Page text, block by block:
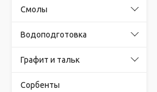
Смолы
Водоподготовка
Графит и тальк
Сорбенты